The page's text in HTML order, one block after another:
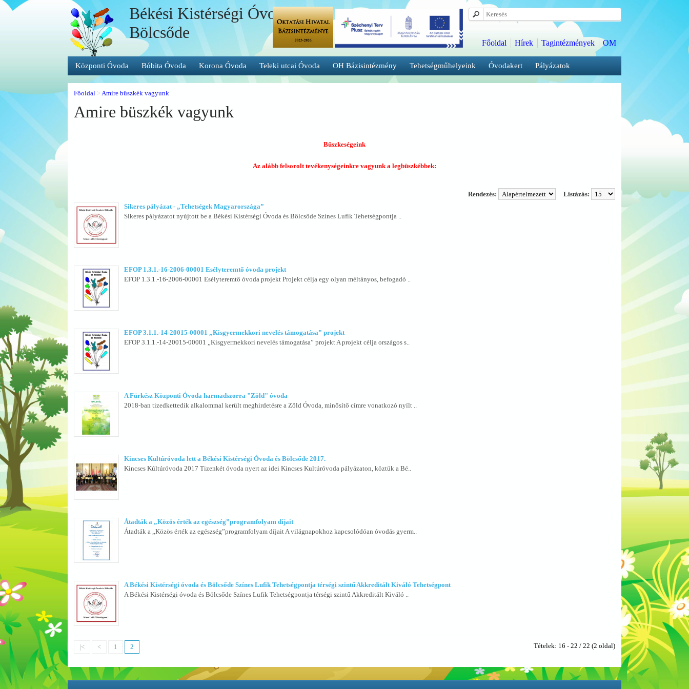
Békési Kistérségi Óvoda és
Bölcsőde
Főoldal Hírek Tagintézmények OM
Központi Óvoda Bóbita Óvoda Korona Óvoda Teleki utcai Óvoda OH Bázisintézmény Tehetségműhelyeink Óvodakert Pályázatok
Főoldal >Amire büszkék vagyunk
Amire büszkék vagyunk
Büszkeségeink
Az alább felsorolt tevékenységeinkre vagyunk a legbüszkébbek:
Listázás:
Rendezés:
Sikeres pályázat - „Tehetségek Magyarországa”
Sikeres pályázatot nyújtott be a Békési Kistérségi Óvoda és Bölcsőde Színes Lufik Tehetségpontja ..
EFOP 1.3.1.-16-2006-00001 Esélyteremtő óvoda projekt
EFOP 1.3.1.-16-2006-00001 Esélyteremtő óvoda projekt Projekt célja egy olyan méltányos, befogadó ..
EFOP 3.1.1.-14-20015-00001 „Kisgyermekkori nevelés támogatása” projekt
EFOP 3.1.1.-14-20015-00001 „Kisgyermekkori nevelés támogatása” projekt A projekt célja országos s..
A Fürkész Központi Óvoda harmadszorra "Zöld" óvoda
2018-ban tizedkettedik alkalommal került meghirdetésre a Zöld Óvoda, minősítő címre vonatkozó nyílt ..
Kincses Kultúróvoda lett a Békési Kistérségi Óvoda és Bölcsőde 2017.
Kincses Kúltúróvoda 2017 Tizenkét óvoda nyert az idei Kincses Kultúróvoda pályázaton, köztük a Bé..
Átadták a „Közös érték az egészség”programfolyam díjait
Átadták a „Közös érték az egészség”programfolyam díjait A világnapokhoz kapcsolódóan óvodás gyerm..
A Békési Kistérségi óvoda és Bölcsőde Színes Lufik Tehetségpontja térségi szintű Akkreditált Kiváló Tehetségpont
A Békési Kistérségi óvoda és Bölcsőde Színes Lufik Tehetségpontja térségi szintű Akkreditált Kiváló ..
|< < 1 2 Tételek: 16 - 22 / 22 (2 oldal)